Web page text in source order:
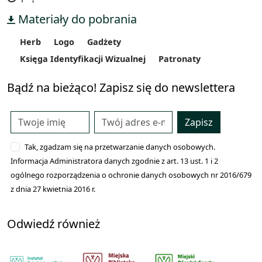
Materiały do pobrania
Herb Logo
Gadżety
Księga Identyfikacji Wizualnej
Patronaty
Bądź na bieżąco! Zapisz się do newslettera
Zapisz
Tak, zgadzam się na przetwarzanie danych osobowych.
Informacja Administratora danych zgodnie z art. 13 ust. 1 i 2
ogólnego rozporządzenia o ochronie danych osobowych nr 2016/679
z dnia 27 kwietnia 2016 r.
Odwiedź również